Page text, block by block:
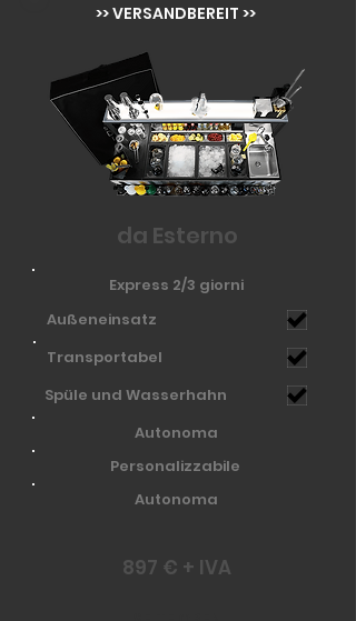
>> VERSANDBEREIT >>
da Esterno
Express 2/3 giorni
Außeneinsatz
Transportabel
Spüle und Wasserhahn
Autonoma
Personalizzabile
Autonoma
897 € + IVA